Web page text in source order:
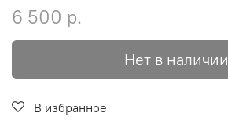
6 500 р.
Нет в наличии
В избранное